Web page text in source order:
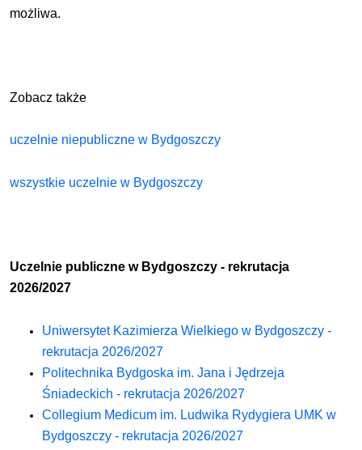
możliwa.
Zobacz także
uczelnie niepubliczne w Bydgoszczy
wszystkie uczelnie w Bydgoszczy
Uczelnie publiczne w Bydgoszczy - rekrutacja
2026/2027
Uniwersytet Kazimierza Wielkiego w Bydgoszczy -
rekrutacja 2026/2027
Politechnika Bydgoska im. Jana i Jędrzeja
Śniadeckich - rekrutacja 2026/2027
Collegium Medicum im. Ludwika Rydygiera UMK w
Bydgoszczy - rekrutacja 2026/2027